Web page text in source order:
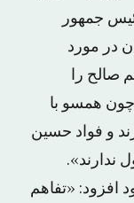
جمهور
در مورد
صالح را
همسو با
و فواد حسین
ندارند».
«تفاهم